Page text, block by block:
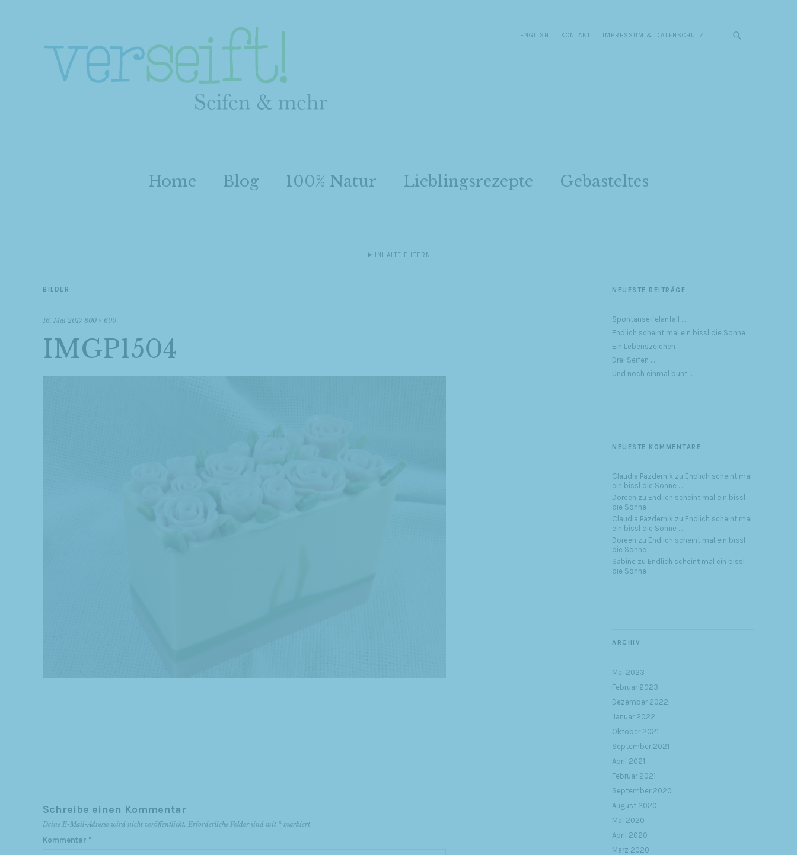
ENGLISH KONTAKT IMPRESSUM & DATENSCHUTZ
Home Blog 100% Natur Lieblingsrezepte Gebasteltes
INHALTE FILTERN
BILDER
16. Mai 2017 800 × 600
IMGP1504
Schreibe einen Kommentar
Deine E-Mail-Adresse wird nicht veröffentlicht. Erforderliche Felder sind mit * markiert
Kommentar *
NEUESTE BEITRÄGE
Spontanseifelanfall …
Endlich scheint mal ein bissl die Sonne …
Ein Lebenszeichen …
Drei Seifen …
Und noch einmal bunt …
NEUESTE KOMMENTARE
Claudia Pazdernik zu Endlich scheint mal
ein bissl die Sonne …
Doreen zu Endlich scheint mal ein bissl
die Sonne …
Claudia Pazdernik zu Endlich scheint mal
ein bissl die Sonne …
Doreen zu Endlich scheint mal ein bissl
die Sonne …
Sabine zu Endlich scheint mal ein bissl
die Sonne …
ARCHIV
Mai 2023
Februar 2023
Dezember 2022
Januar 2022
Oktober 2021
September 2021
April 2021
Februar 2021
September 2020
August 2020
Mai 2020
April 2020
März 2020